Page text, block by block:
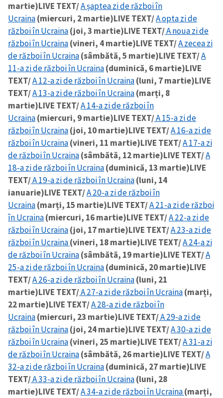
SUSȚINE
martie)LIVE TEXT/A șaptea zi de război în
Ucraina(miercuri, 2 martie)LIVE TEXT/A opta zi de
război în Ucraina(joi, 3 martie)LIVE TEXT/A noua zi de
război în Ucraina(vineri, 4 martie)LIVE TEXT/A zecea zi
de război în Ucraina(sâmbătă, 5 martie)LIVE TEXT/A
11-a zi de război în Ucraina(duminică, 6 martie)LIVE
TEXT/A 12-a zi de război în Ucraina(luni, 7 martie)LIVE
TEXT/A 13-a zi de război în Ucraina(marți, 8
martie)LIVE TEXT/A 14-a zi de război în
Ucraina(miercuri, 9 martie)LIVE TEXT/A 15-a zi de
război în Ucraina(joi, 10 martie)LIVE TEXT/A 16-a zi de
război în Ucraina(vineri, 11 martie)LIVE TEXT/A 17-a zi
de război în Ucraina(sâmbătă, 12 martie)LIVE TEXT/A
18-a zi de război în Ucraina(duminică, 13 martie)LIVE
TEXT/A 19-a zi de război în Ucraina(luni, 14
ianuarie)LIVE TEXT/A 20-a zi de război în
Ucraina(marți, 15 martie)LIVE TEXT/A 21-a zi de război
în Ucraina(miercuri, 16 martie)LIVE TEXT/A 22-a zi de
război în Ucraina(joi, 17 martie)LIVE TEXT/A 23-a zi de
război în Ucraina(vineri, 18 martie)LIVE TEXT/A 24-a zi
de război în Ucraina(sâmbătă, 19 martie)LIVE TEXT/A
25-a zi de război în Ucraina(duminică, 20 martie)LIVE
TEXT/A 26-a zi de război în Ucraina(luni, 21
martie)LIVE TEXT/A 27-a zi de război în Ucraina(marți,
22 martie)LIVE TEXT/A 28-a zi de război în
Ucraina(miercuri, 23 martie)LIVE TEXT/A 29-a zi de
război în Ucraina(joi, 24 martie)LIVE TEXT/A 30-a zi de
război în Ucraina(vineri, 25 martie)LIVE TEXT/A 31-a zi
de război în Ucraina(sâmbătă, 26 martie)LIVE TEXT/A
32-a zi de război în Ucraina(duminică, 27 martie)LIVE
TEXT/A 33-a zi de război în Ucraina(luni, 28
martie)LIVE TEXT/A 34-a zi de război în Ucraina(marți,